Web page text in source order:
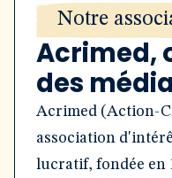
Notre
Acrimed,
des
Acrimed (Action-
association
lucratif, fondée en